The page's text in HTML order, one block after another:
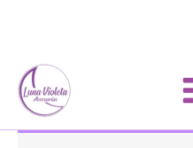
contenido